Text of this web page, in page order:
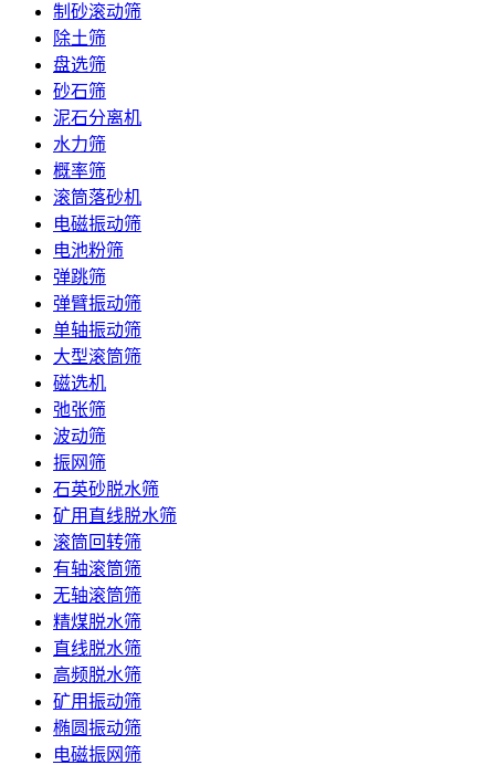
制砂滚动筛
除土筛
盘选筛
砂石筛
泥石分离机
水力筛
概率筛
滚筒落砂机
电磁振动筛
电池粉筛
弹跳筛
弹臂振动筛
单轴振动筛
大型滚筒筛
磁选机
弛张筛
波动筛
振网筛
石英砂脱水筛
矿用直线脱水筛
滚筒回转筛
有轴滚筒筛
无轴滚筒筛
精煤脱水筛
直线脱水筛
高频脱水筛
矿用振动筛
椭圆振动筛
电磁振网筛